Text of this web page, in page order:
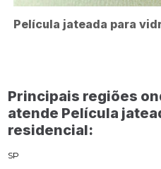
Película jateada para
Principais regiões
atende Película
residencial:
SP